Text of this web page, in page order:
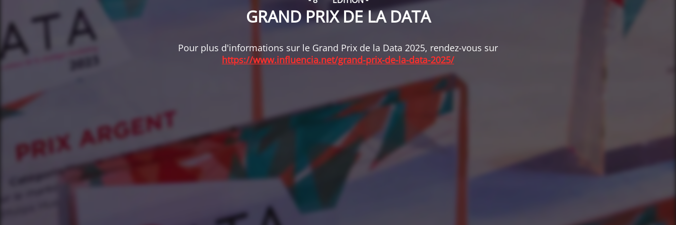
GRAND PRIX DE LA DATA
Pour plus d'informations sur le Grand Prix de la Data 2025, rendez-vous sur
https://www.influencia.net/grand-prix-de-la-data-2025/